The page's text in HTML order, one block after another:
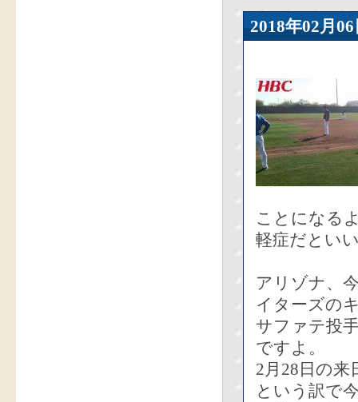
2018年02
ことになる
軽症だとい
アリゾナ、
イターズの
サファテ投
ですよ。
2月28日の
という訳で